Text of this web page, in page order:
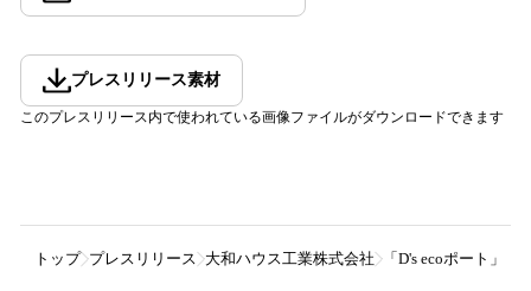
プレスリリース素材
このプレスリリース内で使われている画像ファイルがダウンロードできます
トップ プレスリリース 大和ハウス工業株式会社 「D's ecoポート」